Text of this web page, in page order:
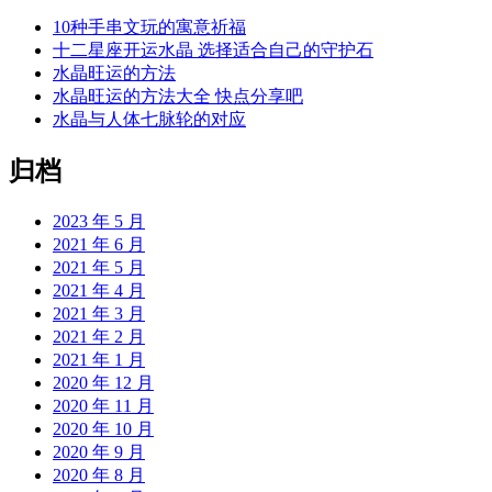
10种手串文玩的寓意祈福
十二星座开运水晶 选择适合自己的守护石
水晶旺运的方法
水晶旺运的方法大全 快点分享吧
水晶与人体七脉轮的对应
归档
2023 年 5 月
2021 年 6 月
2021 年 5 月
2021 年 4 月
2021 年 3 月
2021 年 2 月
2021 年 1 月
2020 年 12 月
2020 年 11 月
2020 年 10 月
2020 年 9 月
2020 年 8 月